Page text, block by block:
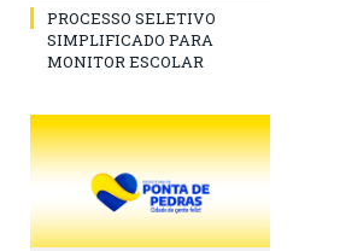
PROCESSO SELETIVO
SIMPLIFICADO PARA
MONITOR ESCOLAR